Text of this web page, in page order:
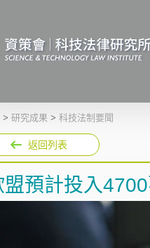
> 研究成果 > 科技法制要聞
返回列表
盟預計投入